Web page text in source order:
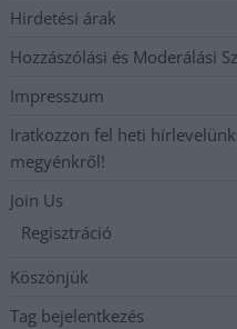
Hirdetési árak
Hozzászólási és Moderálási
Impresszum
Iratkozzon fel heti
megyénkről!
Join Us
Regisztráció
Köszönjük
Tag bejelentkezés